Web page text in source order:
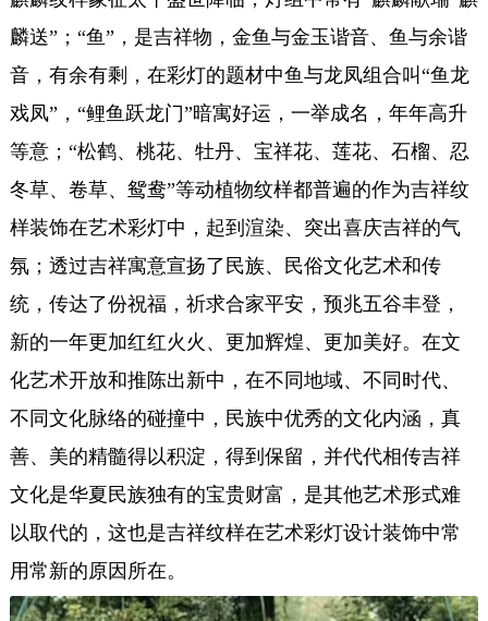
麟送”；“鱼”，是吉祥物，金鱼与金玉谐音、鱼与余谐
音，有余有剩，在彩灯的题材中鱼与龙凤组合叫“鱼龙
戏凤”，“鲤鱼跃龙门”暗寓好运，一举成名，年年高升
等意；“松鹤、桃花、牡丹、宝祥花、莲花、石榴、忍
冬草、卷草、鸳鸯”等动植物纹样都普遍的作为吉祥纹
样装饰在艺术彩灯中，起到渲染、突出喜庆吉祥的气
氛；透过吉祥寓意宣扬了民族、民俗文化艺术和传
统，传达了份祝福，祈求合家平安，预兆五谷丰登，
新的一年更加红红火火、更加辉煌、更加美好。在文
化艺术开放和推陈出新中，在不同地域、不同时代、
不同文化脉络的碰撞中，民族中优秀的文化内涵，真
善、美的精髓得以积淀，得到保留，并代代相传吉祥
文化是华夏民族独有的宝贵财富，是其他艺术形式难
以取代的，这也是吉祥纹样在艺术彩灯设计装饰中常
用常新的原因所在。